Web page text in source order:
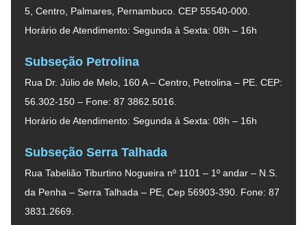
5, Centro, Palmares, Pernambuco. CEP 55540-000.
Horário de Atendimento: Segunda à Sexta: 08h – 16h
Subseção Petrolina
Rua Dr. Júlio de Melo, 160 A – Centro, Petrolina – PE. CEP:
56.302-150 – Fone: 87 3862.5016.
Horário de Atendimento: Segunda à Sexta: 08h – 16h
Subseção Serra Talhada
Rua Tabelião Tiburtino Nogueira nº 1101 – 1º andar – N.S.
da Penha – Serra Talhada – PE, Cep 56903-390. Fone: 87
3831.2669.